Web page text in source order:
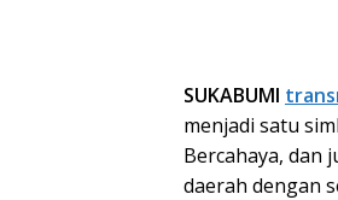
SUKABUMI
menjadi satu
Bercahaya, dan
daerah dengan